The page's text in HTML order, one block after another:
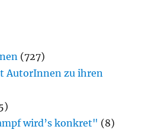
(727)
AutorInnen zu ihren
wird’s konkret" (8)